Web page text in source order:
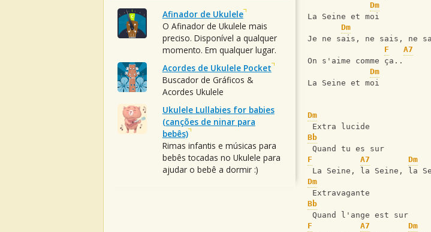
Dm
La Seine et moi
Dm
Je ne sais, ne sais, ne
F
A7
On s'aime comme ça..
Dm
La Seine et moi
Dm
Extra lucide
Bb
Quand tu es sur
F
A7
Dm
La Seine, la Seine, la
Dm
Extravagante
Bb
Quand l'ange est sur
F
A7
Dm
Afinador de Ukulele
O Afinador de Ukulele mais
preciso. Disponível a qualquer
momento. Em qualquer lugar.
Acordes de Ukulele Pocket
Buscador de Gráficos &
Acordes Ukulele
Ukulele Lullabies for babies
(canções de ninar para
bebês)
Rimas infantis e músicas para
bebês tocadas no Ukulele para
ajudar o bebê a dormir :)